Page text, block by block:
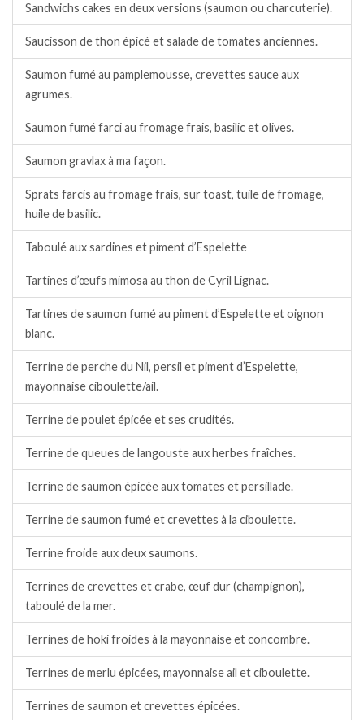
Sandwichs cakes en deux versions (saumon ou charcuterie).
Saucisson de thon épicé et salade de tomates anciennes.
Saumon fumé au pamplemousse, crevettes sauce aux
agrumes.
Saumon fumé farci au fromage frais, basilic et olives.
Saumon gravlax à ma façon.
Sprats farcis au fromage frais, sur toast, tuile de fromage,
huile de basilic.
Taboulé aux sardines et piment d’Espelette
Tartines d’œufs mimosa au thon de Cyril Lignac.
Tartines de saumon fumé au piment d’Espelette et oignon
blanc.
Terrine de perche du Nil, persil et piment d’Espelette,
mayonnaise ciboulette/ail.
Terrine de poulet épicée et ses crudités.
Terrine de queues de langouste aux herbes fraîches.
Terrine de saumon épicée aux tomates et persillade.
Terrine de saumon fumé et crevettes à la ciboulette.
Terrine froide aux deux saumons.
Terrines de crevettes et crabe, œuf dur (champignon),
taboulé de la mer.
Terrines de hoki froides à la mayonnaise et concombre.
Terrines de merlu épicées, mayonnaise ail et ciboulette.
Terrines de saumon et crevettes épicées.